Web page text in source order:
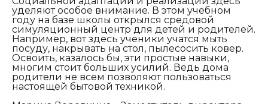
уделяют особое внимание. В этом учебном
году на базе школы открылся средовой
симуляционный центр для детей и родителей.
Например, вот здесь ученики учатся мыть
посуду, накрывать на стол, пылесосить ковер.
Освоить, казалось бы, эти простые навыки,
многим стоит больших усилий. Ведь дома
родители не всем позволяют пользоваться
настоящей бытовой техникой.